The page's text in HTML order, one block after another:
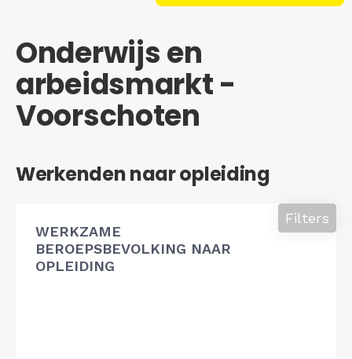
Onderwijs en
arbeidsmarkt -
Voorschoten
Werkenden naar opleiding
WERKZAME
BEROEPSBEVOLKING NAAR
OPLEIDING
Filters